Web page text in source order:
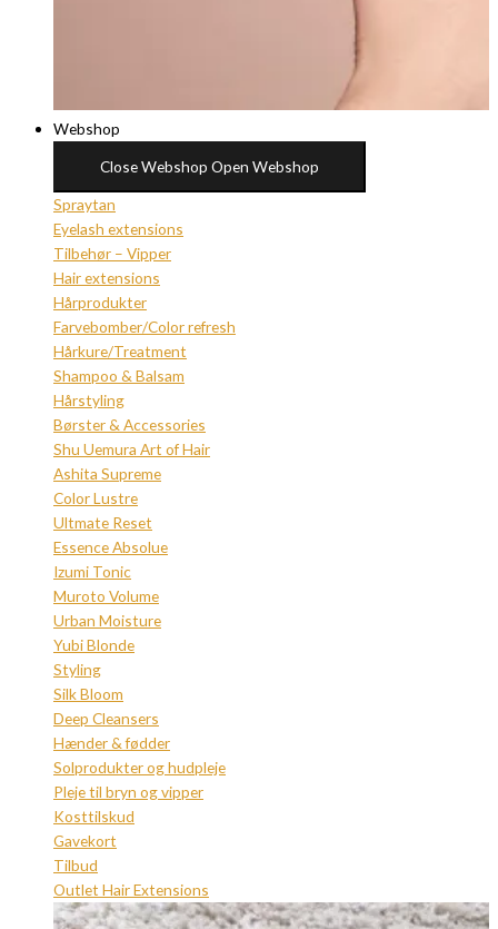
Webshop
Close Webshop Open Webshop
Spraytan
Eyelash extensions
Tilbehør – Vipper
Hair extensions
Hårprodukter
Farvebomber/Color refresh
Hårkure/Treatment
Shampoo & Balsam
Hårstyling
Børster & Accessories
Shu Uemura Art of Hair
Ashita Supreme
Color Lustre
Ultmate Reset
Essence Absolue
Izumi Tonic
Muroto Volume
Urban Moisture
Yubi Blonde
Styling
Silk Bloom
Deep Cleansers
Hænder & fødder
Solprodukter og hudpleje
Pleje til bryn og vipper
Kosttilskud
Gavekort
Tilbud
Outlet Hair Extensions